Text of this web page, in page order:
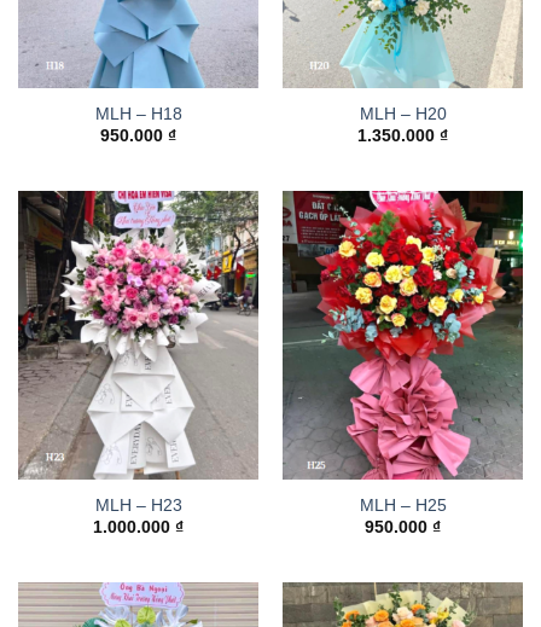
MLH – H18
950.000 ₫
MLH – H20
1.350.000 ₫
MLH – H23
1.000.000 ₫
MLH – H25
950.000 ₫